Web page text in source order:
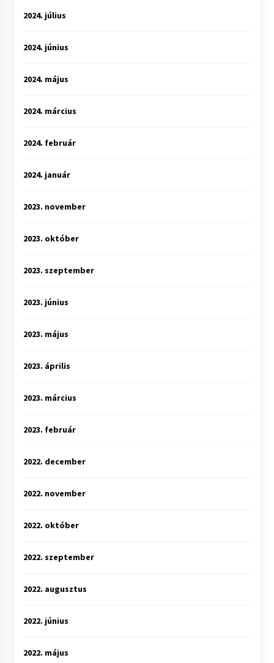
2024. július
2024. június
2024. május
2024. március
2024. február
2024. január
2023. november
2023. október
2023. szeptember
2023. június
2023. május
2023. április
2023. március
2023. február
2022. december
2022. november
2022. október
2022. szeptember
2022. augusztus
2022. június
2022. május